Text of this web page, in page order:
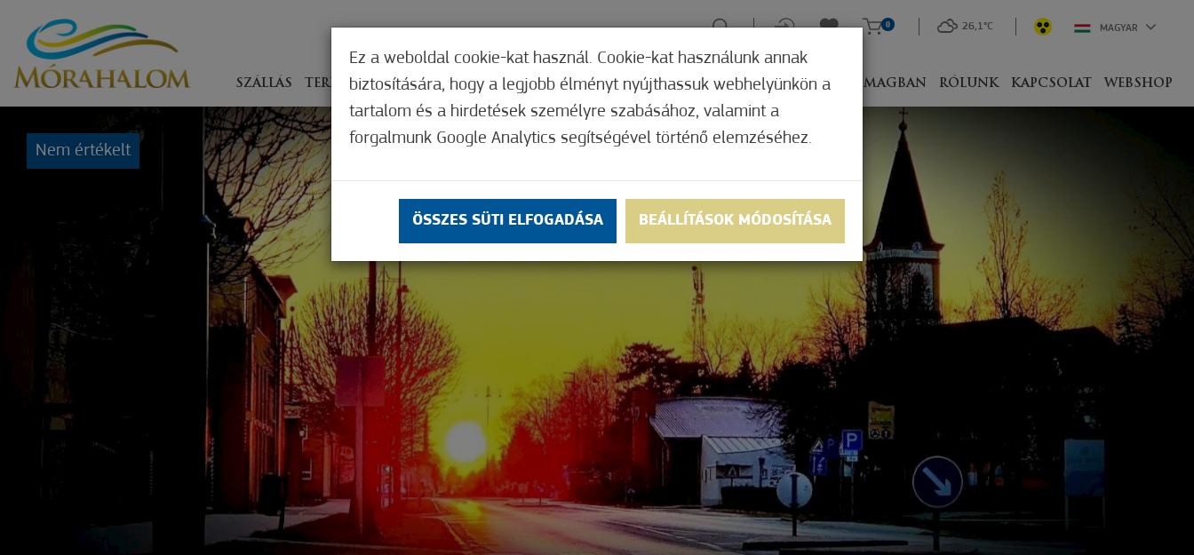
SZÁLLÁS TERÍTÉKEN ÉLMÉNYSZERZÉS ZÖLD FÓKUSZ GYÓGYHELY MERRE, MIVEL CSOMAGBAN RÓLUNK KAPCSOLAT WEBSHOP
0 26,1°C MAGYAR
Nem értékelt
Ez a weboldal cookie-kat használ. Cookie-kat használunk annak
biztosítására, hogy a legjobb élményt nyújthassuk webhelyünkön a
tartalom és a hirdetések személyre szabásához, valamint a
forgalmunk Google Analytics segítségével történő elemzéséhez.
ÖSSZES SÜTI ELFOGADÁSA BEÁLLÍTÁSOK MÓDOSÍTÁSA